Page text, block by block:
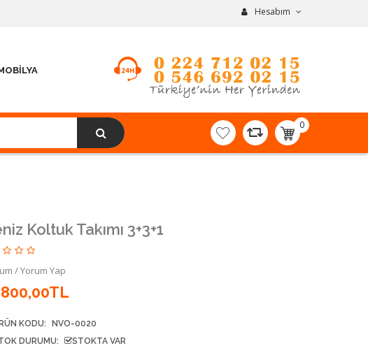
Hesabım
0
item(s)
-
Koltuk Takımı 3+3+1
/Yorum Yap
KODU:
NVO-0020
DURUMU:
STOKTA VAR